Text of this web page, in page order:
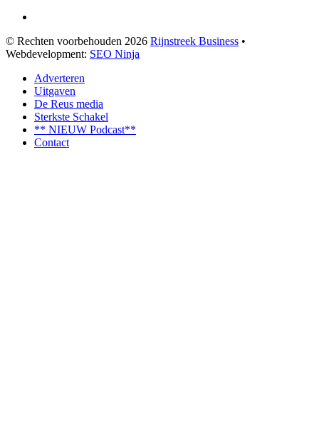
© Rechten voorbehouden 2026 Rijnstreek Business •
Webdevelopment: SEO Ninja
Adverteren
Uitgaven
De Reus media
Sterkste Schakel
** NIEUW Podcast**
Contact